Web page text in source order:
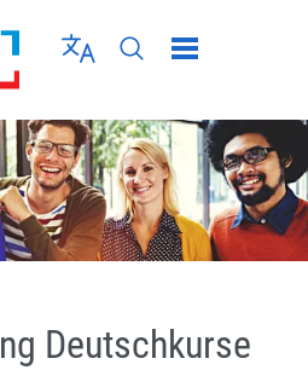
Sprache wählen
Seiten-Suche
Menü schließen
Deutschkurse